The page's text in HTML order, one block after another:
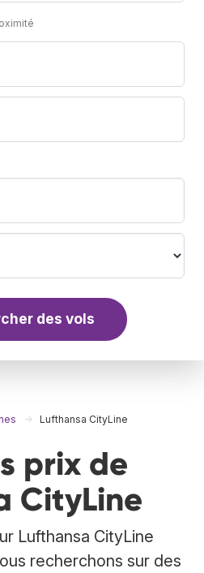
des vols
Lufthansa CityLine
prix de
CityLine
Lufthansa CityLine
recherchons sur des